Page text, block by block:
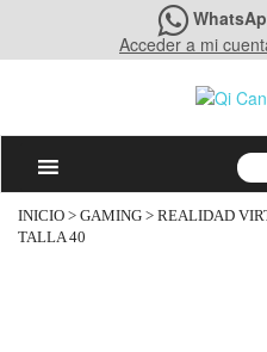
Acceder a mi
INICIO > GAMING > REALIDAD
TALLA 40